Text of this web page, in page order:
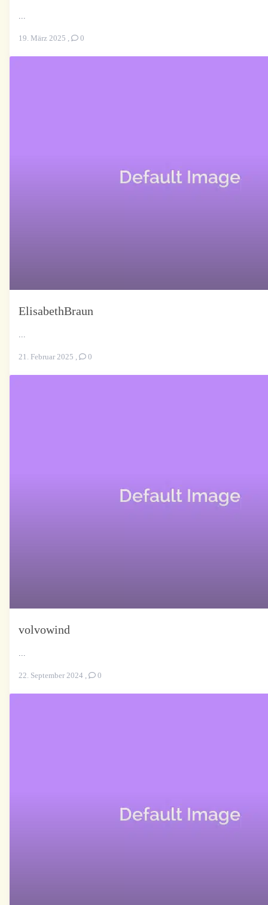
...
19. März 2025 , 0
ElisabethBraun
...
21. Februar 2025 , 0
volvowind
...
22. September 2024 , 0